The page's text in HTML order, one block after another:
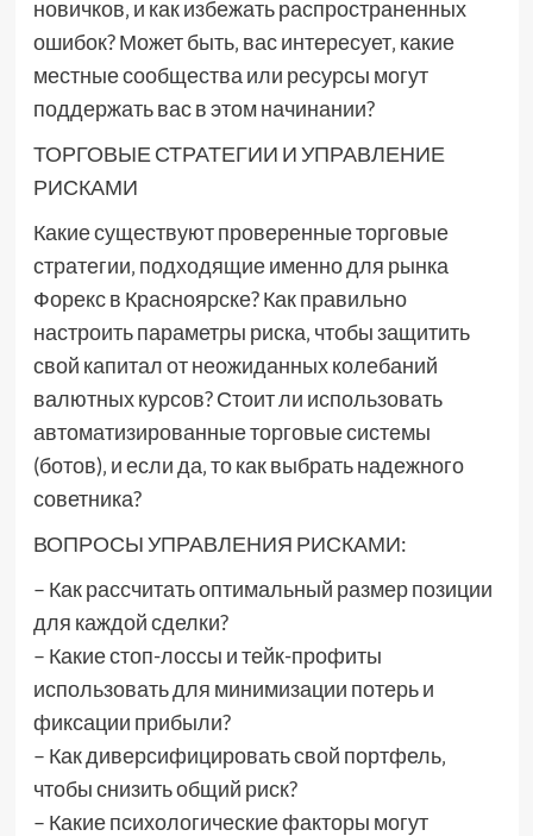
новичков‚ и как избежать распространенных
ошибок? Может быть‚ вас интересует‚ какие
местные сообщества или ресурсы могут
поддержать вас в этом начинании?
ТОРГОВЫЕ СТРАТЕГИИ И УПРАВЛЕНИЕ
РИСКАМИ
Какие существуют проверенные торговые
стратегии‚ подходящие именно для рынка
Форекс в Красноярске? Как правильно
настроить параметры риска‚ чтобы защитить
свой капитал от неожиданных колебаний
валютных курсов? Стоит ли использовать
автоматизированные торговые системы
(ботов)‚ и если да‚ то как выбрать надежного
советника?
ВОПРОСЫ УПРАВЛЕНИЯ РИСКАМИ:
– Как рассчитать оптимальный размер позиции
для каждой сделки?
– Какие стоп-лоссы и тейк-профиты
использовать для минимизации потерь и
фиксации прибыли?
– Как диверсифицировать свой портфель‚
чтобы снизить общий риск?
– Какие психологические факторы могут